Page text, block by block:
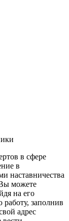
в сфере
в
наставничества
можете
на его
работу, заполнив
адрес